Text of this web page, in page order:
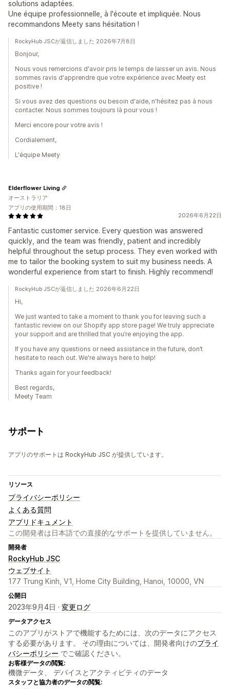
solutions adaptées.
Une équipe professionnelle, à l'écoute et impliquée. Nous
recommandons Meety sans hésitation !
RockyHub JSCが返信しました 2026年7月8日
Bonjour,
Nous vous remercions d'avoir pris le temps de laisser un avis. Nous
sommes ravis d'apprendre que votre expérience avec Meety est
positive !
Si vous avez des questions ou besoin d'aide, n'hésitez pas à nous
contacter. Nous sommes toujours là pour vous !
Merci encore pour votre avis !
Cordialement,
L'équipe Meety
2026年6月22日
Fantastic customer service. Every question was answered
quickly, and the team was friendly, patient and incredibly
helpful throughout the setup process. They even worked with
me to tailor the booking system to suit my business needs. A
wonderful experience from start to finish. Highly recommend!
Elderflower Living
オーストラリア
アプリの使用期間：18日
RockyHub JSCが返信しました 2026年6月22日
Hi,
We just wanted to take a moment to thank you for leaving such a
fantastic review on our Shopify app store page! We truly appreciate
your support and are thrilled that you’re enjoying the app.
If you have any questions or need assistance in the future, don’t
hesitate to reach out. We're always here to help!
Thanks again for your feedback!
Best regards,
Meety Team
サポート
アプリのサポートは RockyHub JSC が提供しています。
リソース
プライバシーポリシー
よくある質問
アプリドキュメント
この開発者は日本語での直接的なサポートを提供していません。
開発者
RockyHub JSC
ウェブサイト
177 Trung Kinh, V1, Home City Building, Hanoi, 10000, VN
公開日
2023年9月4日 · 変更ログ
データアクセス
このアプリがストアで機能するためには、次のデータにアクセス
する必要があります。 その理由については、開発者向けのプライ
バシーポリシー でご確認ください。
お客様データの閲覧:
機微データ、 デバイスとアクティビティのデータ
スタッフと協力者のデータの閲覧: